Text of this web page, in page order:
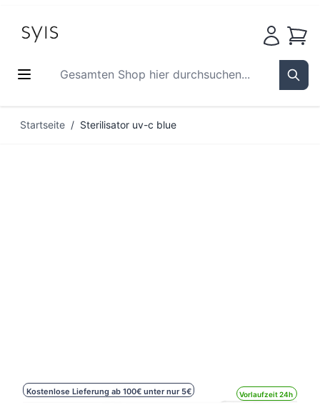
Gesamten Shop hier durchsuchen...
Startseite / Sterilisator uv-c blue
Kostenlose Lieferung ab 100€ unter nur 5€ Vorlaufzeit 24h